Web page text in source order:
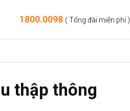
1800.0098 ( Tổng đài miễn phí )
thập thông